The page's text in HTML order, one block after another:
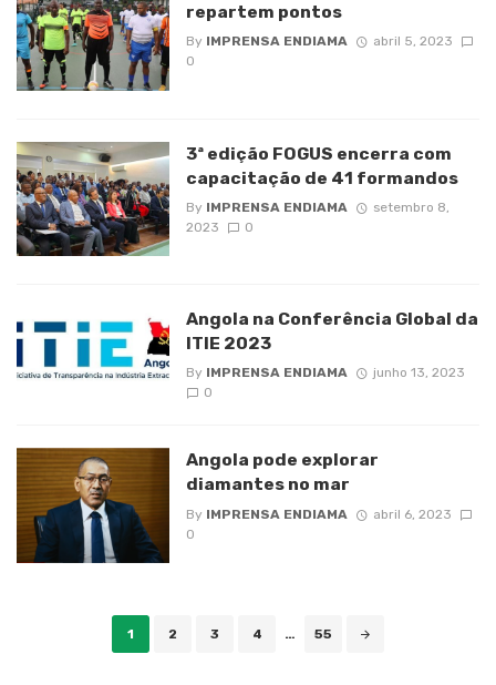
repartem pontos
By IMPRENSA ENDIAMA
abril 5, 2023
0
3ª edição FOGUS encerra com
capacitação de 41 formandos
By IMPRENSA ENDIAMA
setembro 8,
2023
0
Angola na Conferência Global da
ITIE 2023
By IMPRENSA ENDIAMA
junho 13, 2023
0
Angola pode explorar
diamantes no mar
By IMPRENSA ENDIAMA
abril 6, 2023
0
1 2 3 4 … 55